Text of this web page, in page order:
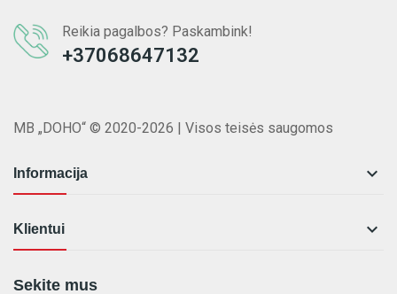
Reikia pagalbos? Paskambink!
+37068647132
MB „DOHO“ © 2020-2026 | Visos teisės saugomos
Informacija 
Klientui 
Sekite mus